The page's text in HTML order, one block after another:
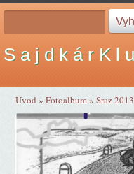
S a j d k á r K l
Úvod »Fotoalbum»Sraz 2013